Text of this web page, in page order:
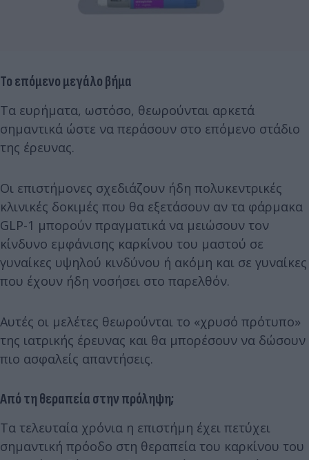
Το επόμενο μεγάλο βήμα
Τα ευρήματα, ωστόσο, θεωρούνται αρκετά
σημαντικά ώστε να περάσουν στο επόμενο στάδιο
της έρευνας.
Οι επιστήμονες σχεδιάζουν ήδη πολυκεντρικές
κλινικές δοκιμές που θα εξετάσουν αν τα φάρμακα
GLP-1 μπορούν πραγματικά να μειώσουν τον
κίνδυνο εμφάνισης καρκίνου του μαστού σε
γυναίκες υψηλού κινδύνου ή ακόμη και σε γυναίκες
που έχουν ήδη νοσήσει στο παρελθόν.
Αυτές οι μελέτες θεωρούνται το «χρυσό πρότυπο»
της ιατρικής έρευνας και θα μπορέσουν να δώσουν
πιο ασφαλείς απαντήσεις.
Από τη θεραπεία στην πρόληψη;
Τα τελευταία χρόνια η επιστήμη έχει πετύχει
σημαντική πρόοδο στη θεραπεία του καρκίνου του